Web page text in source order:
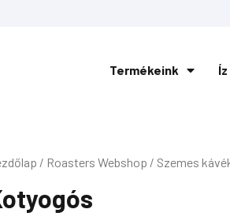
Termékeink
/ Roasters Webshop / Szemes